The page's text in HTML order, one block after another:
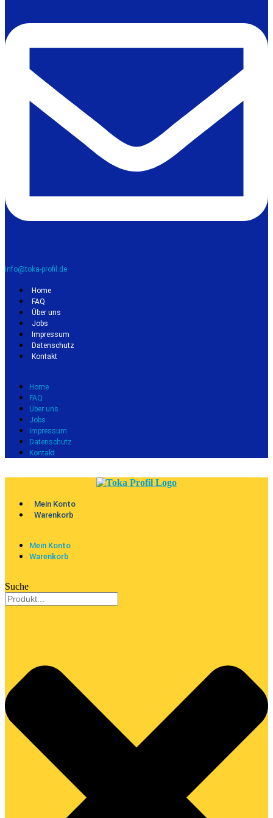
info@toka-profil.de
Home
FAQ
Über uns
Jobs
Impressum
Datenschutz
Kontakt
Home
FAQ
Über uns
Jobs
Impressum
Datenschutz
Kontakt
Mein Konto
Warenkorb
Mein Konto
Warenkorb
Suche